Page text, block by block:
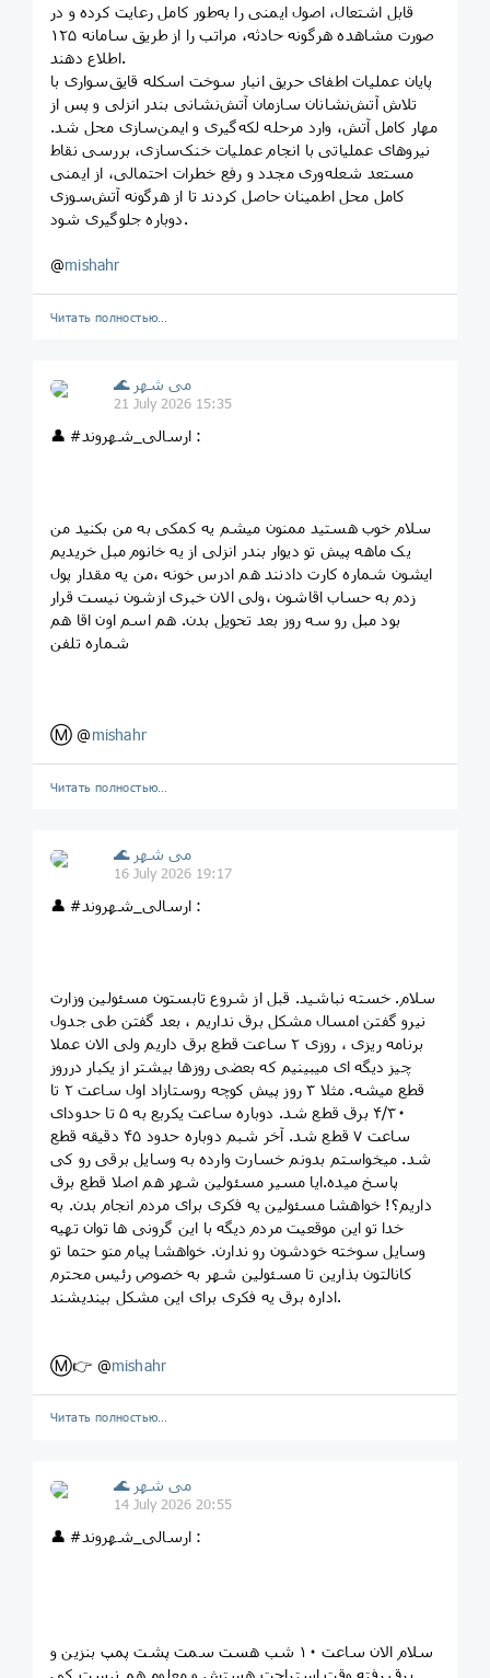
قابل اشتعال، اصول ایمنی را به‌طور کامل رعایت کرده و در
صورت مشاهده هرگونه حادثه، مراتب را از طریق سامانه ۱۲۵
اطلاع دهند.
پایان عملیات اطفای حریق انبار سوخت اسکله قایق‌سواری با
تلاش آتش‌نشانان سازمان آتش‌نشانی بندر انزلی و پس از
مهار کامل آتش، وارد مرحله لکه‌گیری و ایمن‌سازی محل شد.
نیروهای عملیاتی با انجام عملیات خنک‌سازی، بررسی نقاط
مستعد شعله‌وری مجدد و رفع خطرات احتمالی، از ایمنی
کامل محل اطمینان حاصل کردند تا از هرگونه آتش‌سوزی
دوباره جلوگیری شود.
@mishahr
Читать полностью…
🌊 می شهر
21 July 2026 15:35
👤 #ارسالی_شهروند :
سلام خوب هستید ممنون میشم یه کمکی به من بکنید من
یک ماهه پیش تو دیوار بندر انزلی از یه خانوم مبل خریدیم
ایشون شماره کارت دادنند هم ادرس خونه ،من یه مقدار پول
زدم به حساب اقاشون ،ولی الان خبری ازشون نیست قرار
بود مبل رو سه روز بعد تحویل بدن. هم اسم اون اقا هم
شماره تلفن
Ⓜ️ @mishahr
Читать полностью…
🌊 می شهر
16 July 2026 19:17
👤 #ارسالی_شهروند :
سلام. خسته نباشید. قبل از شروع تابستون مسئولین وزارت
نیرو گفتن امسال مشکل برق نداریم ، بعد گفتن طی جدول
برنامه ریزی ، روزی ۲ ساعت قطع برق داریم ولی الان عملا
چیز دیگه ای میبینیم که بعضی روزها بیشتر از یکبار درروز
قطع میشه. مثلا ۳ روز پیش کوچه روستازاد اول ساعت ۲ تا
۴/۳۰ برق قطع شد. دوباره ساعت یکربع به ۵ تا حدودای
ساعت ۷ قطع شد. آخر شبم دوباره حدود ۴۵ دقیقه قطع
شد. میخواستم بدونم خسارت وارده به وسایل برقی رو کی
پاسخ میده.ایا مسیر مسئولین شهر هم اصلا قطع برق
داریم؟! خواهشا مسئولین یه فکری برای مردم انجام بدن. به
خدا تو این موقعیت مردم دیگه با این گرونی ها توان تهیه
وسایل سوخته خودشون رو ندارن. خواهشا پیام منو حتما تو
کانالتون بذارین تا مسئولین شهر به خصوص رئیس محترم
اداره برق یه فکری برای این مشکل بیندیشند.
Ⓜ️👉 @mishahr
Читать полностью…
🌊 می شهر
14 July 2026 20:55
👤 #ارسالی_شهروند :
سلام الان ساعت ۱۰ شب هست سمت پشت پمپ بنزین و